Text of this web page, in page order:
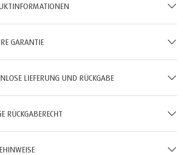
GARANTIE
LIEFERUNG UND RÜCKGABE
RÜCKGABERECHT